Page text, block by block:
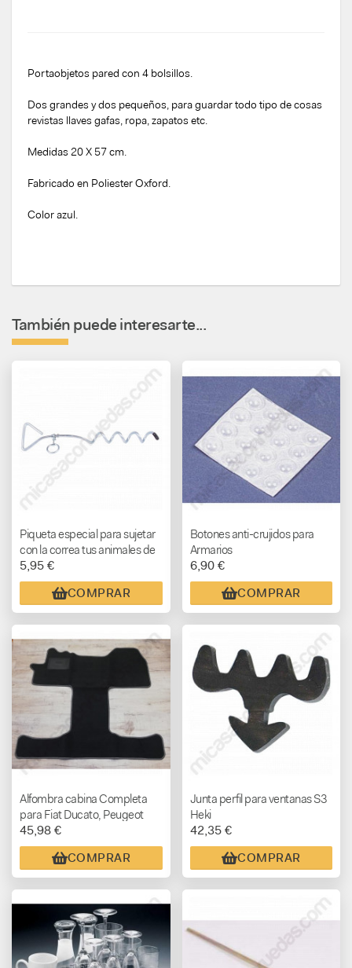
Portaobjetos pared con 4 bolsillos.
Dos grandes y dos pequeños, para guardar todo tipo de cosas
revistas llaves gafas, ropa, zapatos etc.
Medidas 20 X 57 cm.
Fabricado en Poliester Oxford.
Color azul.
También puede interesarte...
Piqueta especial para sujetar
con la correa tus animales de
compañía
5,95 €
COMPRAR
Botones anti-crujidos para
Armarios
6,90 €
COMPRAR
Alfombra cabina Completa
para Fiat Ducato, Peugeot
Boxer y Citroen Jumper +
2006 hasta hoy
45,98 €
COMPRAR
Junta perfil para ventanas S3
Heki
42,35 €
COMPRAR